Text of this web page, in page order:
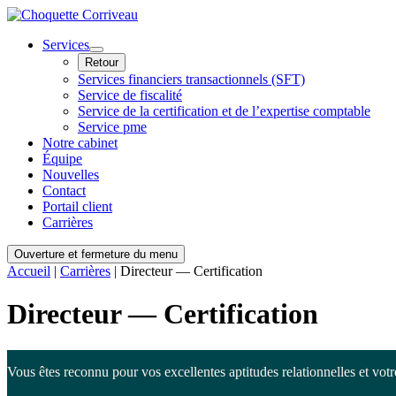
Services
Retour
Services financiers transactionnels (SFT)
Service de fiscalité
Service de la certification et de l’expertise comptable
Service pme
Notre cabinet
Équipe
Nouvelles
Contact
Portail client
Carrières
Ouverture et fermeture du menu
Accueil | Carrières | Directeur — Certification
Directeur— Certification
Vous êtes reconnu pour vos excellentes aptitudes relationnelles et